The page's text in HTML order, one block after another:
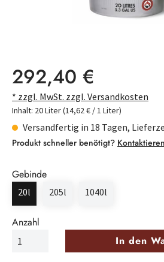
Regulärer Preis:
292,40 €
* zzgl. MwSt. zzgl. Versandkosten
Inhalt: 20 Liter(14,62 € / 1 Liter)
Versandfertig in 18 Tagen,
Produkt schneller benötigt?
Gebinde
20l 205l 1040l
Anzahl
In den